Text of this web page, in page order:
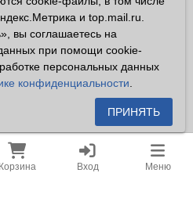
Корзина Вход Меню
ОГРН 1032700302194
данном сайте имеет
восприниматься
оферта, предусмотренная
запрет на цитирование,
информации, размещенной на
включая информацию о
и top.mail.ru.
вы соглашаетесь на
при помощи cookie-
персональных данных
конфиденциальности
ПРИНЯТЬ